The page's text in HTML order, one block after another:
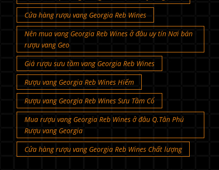
Cửa hàng rượu vang Georgia Reb Wines
Nên mua vang Georgia Reb Wines ở đâu uy tín Nơi bán
rượu vang Geo
Giá rượu sưu tầm vang Georgia Reb Wines
Rượu vang Georgia Reb Wines Hiếm
Rượu vang Georgia Reb Wines Sưu Tầm Cổ
Mua rượu vang Georgia Reb Wines ở đâu Q.Tân Phú
Rượu vang Georgia
Cửa hàng rượu vang Georgia Reb Wines Chất lượng